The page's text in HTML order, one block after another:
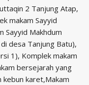
2 Tanjung Atap,
makam Sayyid
Sayyid Makhdum
desa Tanjung Batu),
1), Komplek makam
bersejarah yang
karet,Makam